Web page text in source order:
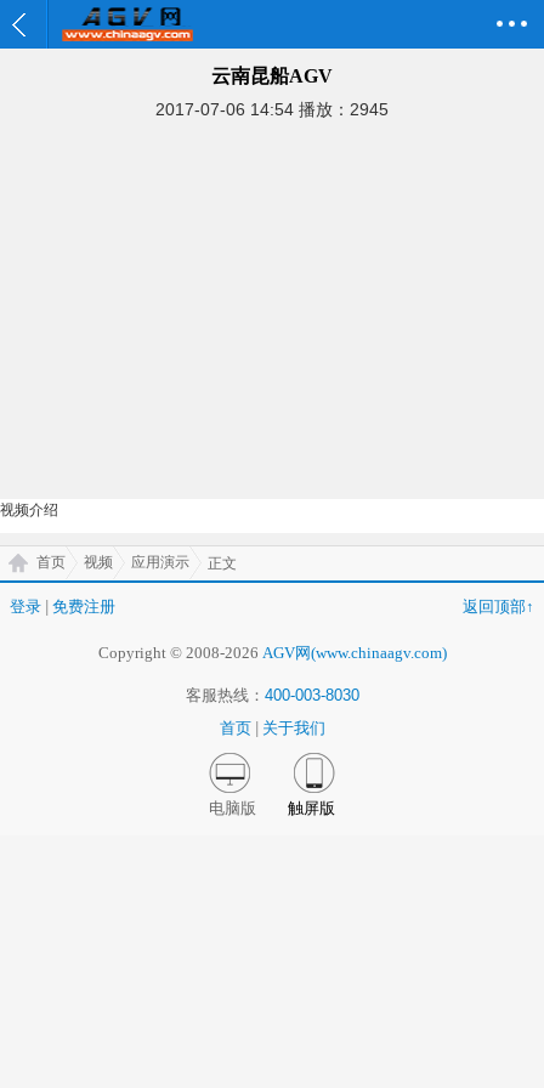
云南昆船AGV
2017-07-06 14:54 播放：2945
视频介绍
首页 视频 应用演示 正文
登录 免费注册 返回顶部↑
Copyright © 2008-2026 AGV网(www.chinaagv.com)
客服热线： 400-003-8030
首页
关于我们
电脑版 触屏版